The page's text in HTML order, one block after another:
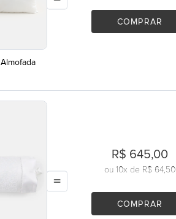
COMPRAR
R$ 645,00
ou 10x de R$ 64,50
COMPRAR